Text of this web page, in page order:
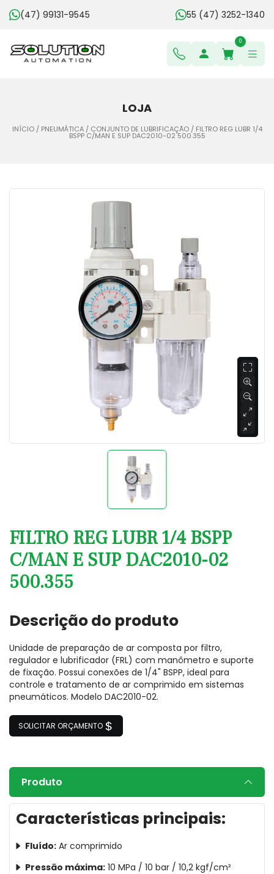
(47) 99131-9545 55 (47) 3252-1340
0
LOJA
INÍCIO/ PNEUMÁTICA/ CONJUNTO DE LUBRIFICAÇÃO/ FILTRO REG LUBR 1/4
BSPP C/MAN E SUP DAC2010-02 500.355
FILTRO REG LUBR 1/4 BSPP
C/MAN E SUP DAC2010-02
500.355
Descrição do produto
Unidade de preparação de ar composta por filtro,
regulador e lubrificador (FRL) com manômetro e suporte
de fixação. Possui conexões de 1/4" BSPP, ideal para
controle e tratamento de ar comprimido em sistemas
pneumáticos. Modelo DAC2010-02.
SOLICITAR ORÇAMENTO
Produto
Características principais:
Fluído: Ar comprimido
Pressão máxima: 10 MPa / 10 bar / 10,2 kgf/cm²